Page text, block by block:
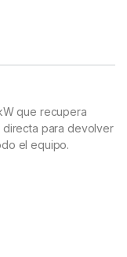
que recupera
directa para devolver
el equipo.